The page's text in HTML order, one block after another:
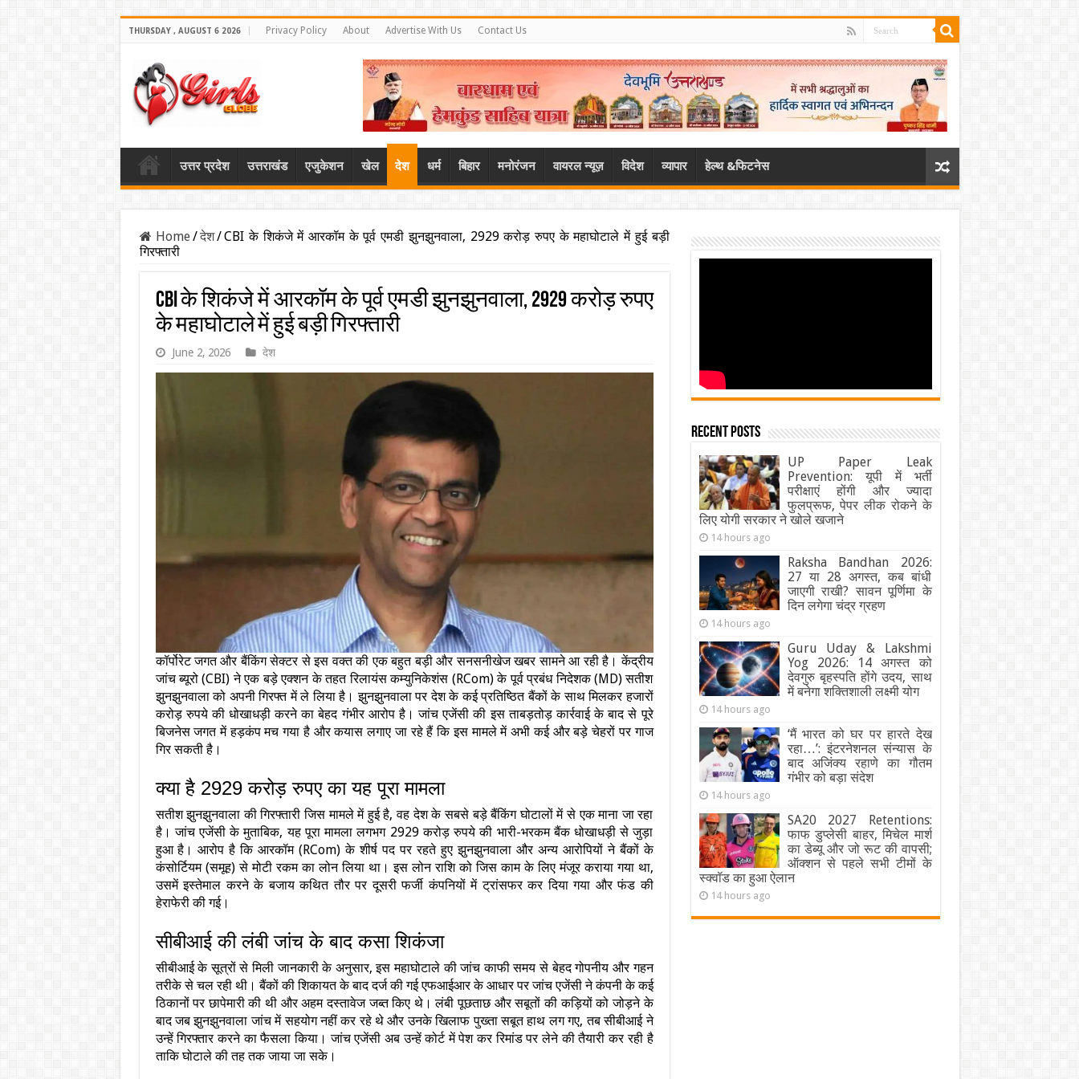
THURSDAY , AUGUST 6 2026 Privacy Policy About Advertise With Us Contact Us
उत्तर प्रदेश उत्तराखंड एजुकेशन खेल देश धर्म बिहार मनोरंजन वायरल न्यूज़ विदेश व्यापार हेल्थ &फिटनेस
Home/देश/CBI के शिकंजे में आरकॉम के पूर्व एमडी झुनझुनवाला, 2929 करोड़ रुपए के महाघोटाले में हुई बड़ी
गिरफ्तारी
CBI के शिकंजे में आरकॉम के पूर्व एमडी झुनझुनवाला, 2929 करोड़ रुपए
के महाघोटाले में हुई बड़ी गिरफ्तारी
June 2, 2026 देश
कॉर्पोरेट जगत और बैंकिंग सेक्टर से इस वक्त की एक बहुत बड़ी और सनसनीखेज खबर सामने आ रही है। केंद्रीय
जांच ब्यूरो (CBI) ने एक बड़े एक्शन के तहत रिलायंस कम्युनिकेशंस (RCom) के पूर्व प्रबंध निदेशक (MD) सतीश
झुनझुनवाला को अपनी गिरफ्त में ले लिया है। झुनझुनवाला पर देश के कई प्रतिष्ठित बैंकों के साथ मिलकर हजारों
करोड़ रुपये की धोखाधड़ी करने का बेहद गंभीर आरोप है। जांच एजेंसी की इस ताबड़तोड़ कार्रवाई के बाद से पूरे
बिजनेस जगत में हड़कंप मच गया है और कयास लगाए जा रहे हैं कि इस मामले में अभी कई और बड़े चेहरों पर गाज
गिर सकती है।
क्या है 2929 करोड़ रुपए का यह पूरा मामला
सतीश झुनझुनवाला की गिरफ्तारी जिस मामले में हुई है, वह देश के सबसे बड़े बैंकिंग घोटालों में से एक माना जा रहा
है। जांच एजेंसी के मुताबिक, यह पूरा मामला लगभग 2929 करोड़ रुपये की भारी-भरकम बैंक धोखाधड़ी से जुड़ा
हुआ है। आरोप है कि आरकॉम (RCom) के शीर्ष पद पर रहते हुए झुनझुनवाला और अन्य आरोपियों ने बैंकों के
कंसोर्टियम (समूह) से मोटी रकम का लोन लिया था। इस लोन राशि को जिस काम के लिए मंजूर कराया गया था,
उसमें इस्तेमाल करने के बजाय कथित तौर पर दूसरी फर्जी कंपनियों में ट्रांसफर कर दिया गया और फंड की
हेराफेरी की गई।
सीबीआई की लंबी जांच के बाद कसा शिकंजा
सीबीआई के सूत्रों से मिली जानकारी के अनुसार, इस महाघोटाले की जांच काफी समय से बेहद गोपनीय और गहन
तरीके से चल रही थी। बैंकों की शिकायत के बाद दर्ज की गई एफआईआर के आधार पर जांच एजेंसी ने कंपनी के कई
ठिकानों पर छापेमारी की थी और अहम दस्तावेज जब्त किए थे। लंबी पूछताछ और सबूतों की कड़ियों को जोड़ने के
बाद जब झुनझुनवाला जांच में सहयोग नहीं कर रहे थे और उनके खिलाफ पुख्ता सबूत हाथ लग गए, तब सीबीआई ने
उन्हें गिरफ्तार करने का फैसला किया। जांच एजेंसी अब उन्हें कोर्ट में पेश कर रिमांड पर लेने की तैयारी कर रही है
ताकि घोटाले की तह तक जाया जा सके।
Recent Posts
UP Paper Leak
Prevention: यूपी में भर्ती
परीक्षाएं होंगी और ज्यादा
फुलप्रूफ, पेपर लीक रोकने के
लिए योगी सरकार ने खोले खजाने
14 hours ago
Raksha Bandhan 2026:
27 या 28 अगस्त, कब बांधी
जाएगी राखी? सावन पूर्णिमा के
दिन लगेगा चंद्र ग्रहण
14 hours ago
Guru Uday & Lakshmi
Yog 2026: 14 अगस्त को
देवगुरु बृहस्पति होंगे उदय, साथ
में बनेगा शक्तिशाली लक्ष्मी योग
14 hours ago
‘मैं भारत को घर पर हारते देख
रहा…’: इंटरनेशनल संन्यास के
बाद अजिंक्य रहाणे का गौतम
गंभीर को बड़ा संदेश
14 hours ago
SA20 2027 Retentions:
फाफ डुप्लेसी बाहर, मिचेल मार्श
का डेब्यू और जो रूट की वापसी;
ऑक्शन से पहले सभी टीमों के
स्क्वॉड का हुआ ऐलान
14 hours ago